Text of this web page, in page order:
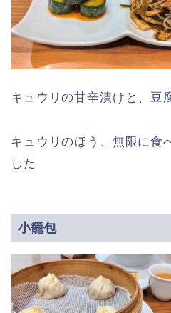
キュウリの甘辛漬けと、豆
キュウリのほう、無限に食
した
小籠包